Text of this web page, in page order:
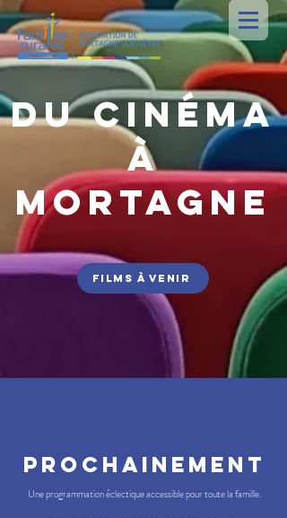
DU Cinéma
À
MORTAGNE
films à venir
PROCHAINEMENT
Une programmation éclectique accessible pour toute la famille.